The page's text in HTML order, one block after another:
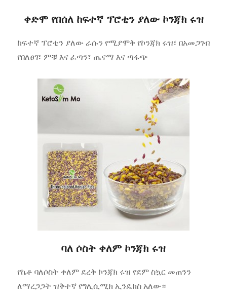
ቀድሞ የበሰለ ከፍተኛ ፕሮቲን ያለው ኮንጃክ ሩዝ
ከፍተኛ ፕሮቲን ያለው ራሱን የሚያሞቅ የኮንጃክ ሩዝ፣ በአመጋገብ
የበለፀገ፣ ምቹ እና ፈጣን፣ ጤናማ እና ጣፋጭ
ባለ ሶስት ቀለም ኮንጃክ ሩዝ
የኬቶ ባለሶስት ቀለም ደረቅ ኮንጃክ ሩዝ የደም ስኳር መጠንን
ለማረጋጋት ዝቅተኛ የግሊሲሚክ ኢንዴክስ አለው።